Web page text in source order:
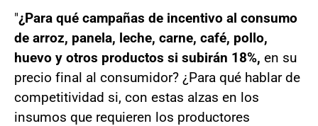
"¿Para qué campañas de incentivo al consumo
de arroz, panela, leche, carne, café, pollo,
huevo y otros productos si subirán 18%, en su
precio final al consumidor? ¿Para qué hablar de
competitividad si, con estas alzas en los
insumos que requieren los productores